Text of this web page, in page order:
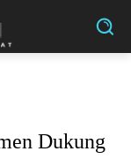
Dukung